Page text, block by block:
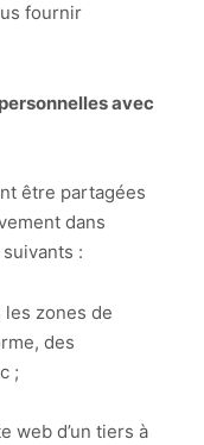
fournir
avec
être partagées
dans
:
les zones de
des
;
web d’un tiers à